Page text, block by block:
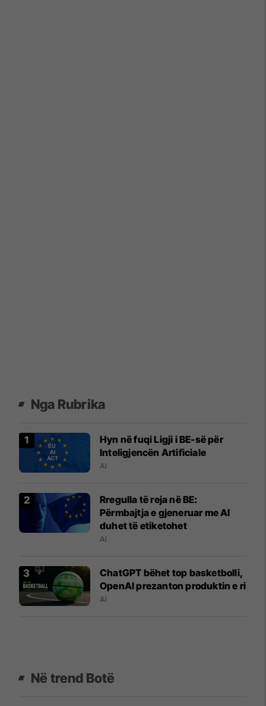
Nga Rubrika
Hyn në fuqi Ligji i BE-së për
Inteligjencën Artificiale
AI
Rregulla të reja në BE:
Përmbajtja e gjeneruar me AI
duhet të etiketohet
AI
ChatGPT bëhet top basketbolli,
OpenAI prezanton produktin e ri
AI
Në trend Botë